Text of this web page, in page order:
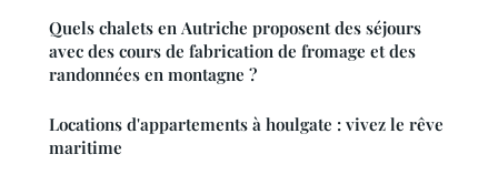
Quels chalets en Autriche proposent des séjours
avec des cours de fabrication de fromage et des
randonnées en montagne ?
Locations d'appartements à houlgate : vivez le rêve
maritime